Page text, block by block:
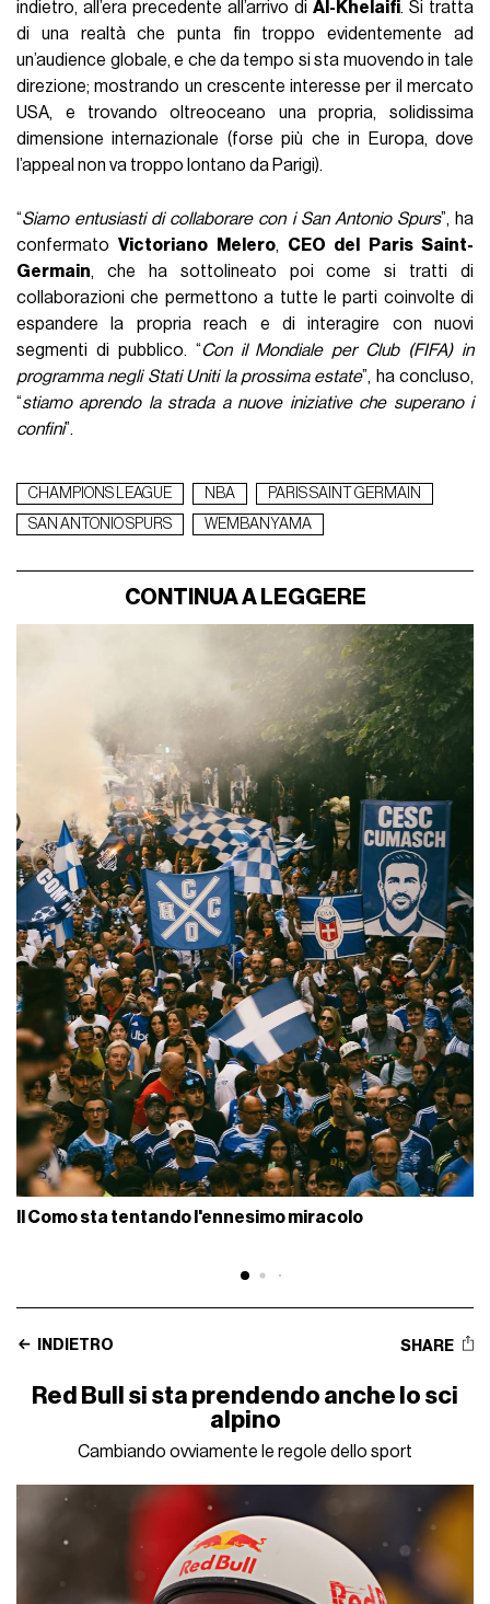
indietro, all’era precedente all’arrivo di Al-Khelaifi. Si tratta
di una realtà che punta fin troppo evidentemente ad
un’audience globale, e che da tempo si sta muovendo in tale
direzione; mostrando un crescente interesse per il mercato
USA, e trovando oltreoceano una propria, solidissima
dimensione internazionale (forse più che in Europa, dove
l’appeal non va troppo lontano da Parigi).
“Siamo entusiasti di collaborare con i San Antonio Spurs”, ha
confermatoVictoriano Melero, CEO del Paris Saint-
Germain, che ha sottolineato poi come si tratti di
collaborazioni che permettono a tutte le parti coinvolte di
espandere la propria reach e di interagire con nuovi
segmenti di pubblico. “Con il Mondiale per Club (FIFA) in
programma negli Stati Uniti la prossima estate”, ha concluso,
“stiamo aprendo la strada a nuove iniziative che superano i
confini”.
CHAMPIONS LEAGUE NBA
PARIS SAINT GERMAIN
SAN ANTONIO SPURS
WEMBANYAMA
CONTINUA A LEGGERE
Il Como sta tentando l'ennesimo miracolo
INDIETRO SHARE
Red Bull si sta prendendo anche lo sci
alpino
Cambiando ovviamente le regole dello sport